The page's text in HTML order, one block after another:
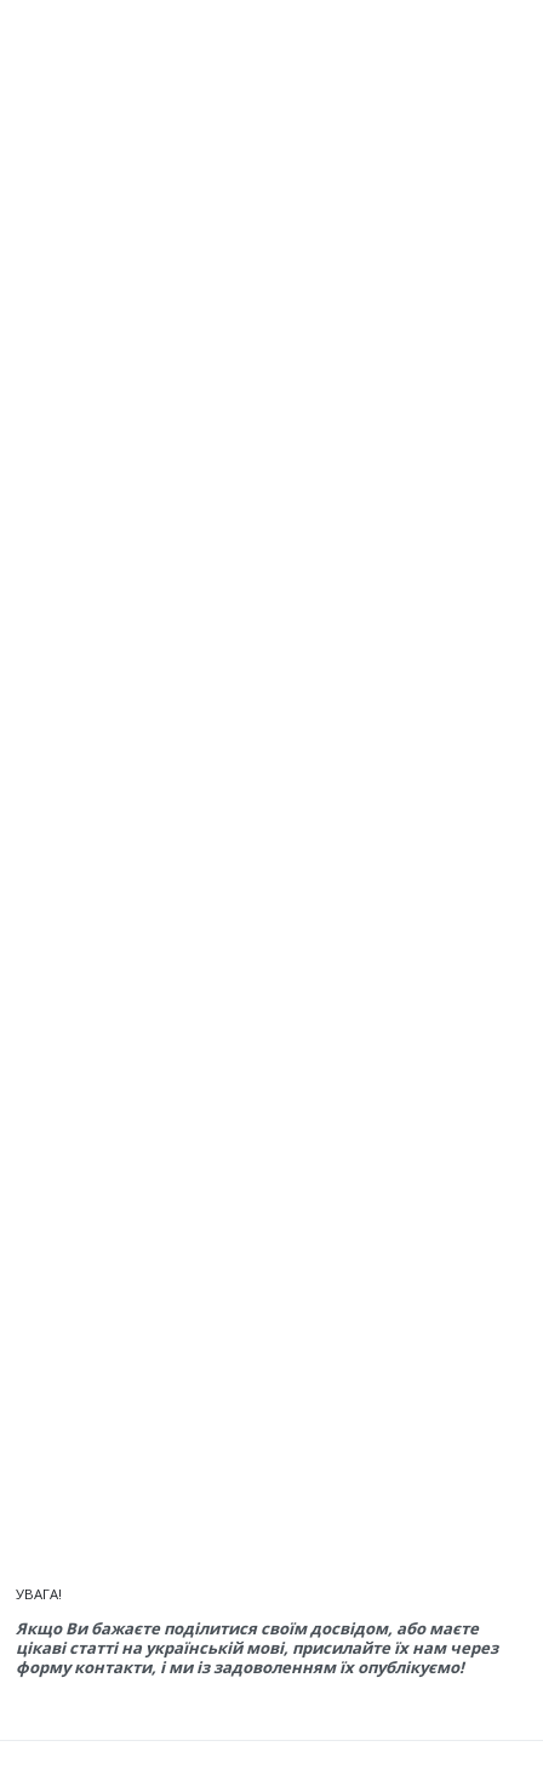
УВАГА!
Якщо Ви бажаєте поділитися своїм досвідом, або маєте
цікаві статті на українській мові, присилайте їх нам через
форму контакти, і ми із задоволенням їх опублікуємо!